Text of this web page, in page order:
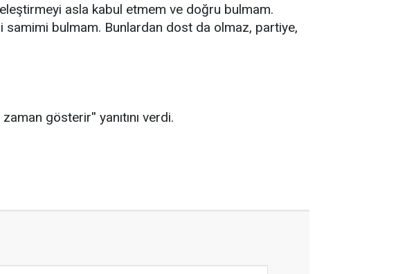
asla kabul etmem ve doğru bulmam.
bulmam. Bunlardan dost da olmaz, partiye,
gösterir'' yanıtını verdi.